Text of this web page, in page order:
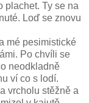
plachet. Ty se na
Loď se znovu
mé pesimistické
Po chvíli se
neodkladně
ví co s lodí.
vrcholu stěžně a